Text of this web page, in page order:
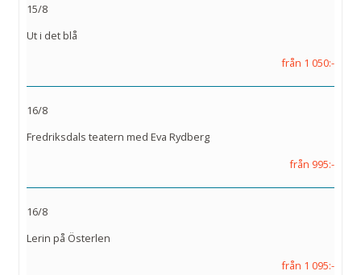
15/8
Ut i det blå
från 1 050:-
16/8
Fredriksdals teatern med Eva Rydberg
från 995:-
16/8
Lerin på Österlen
från 1 095:-